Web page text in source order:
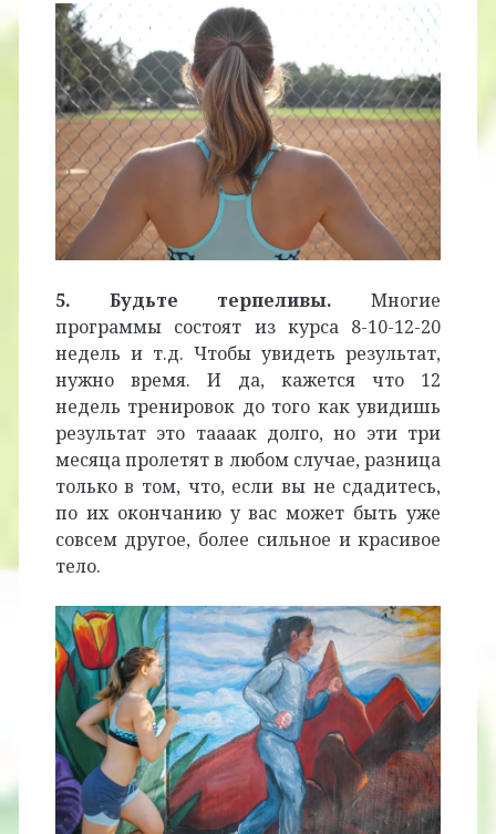
5. Будьте терпеливы. Многие
программы состоят из курса 8-10-12-20
недель и т.д. Чтобы увидеть результат,
нужно время. И да, кажется что 12
недель тренировок до того как увидишь
результат это таааак долго, но эти три
месяца пролетят в любом случае, разница
только в том, что, если вы не сдадитесь,
по их окончанию у вас может быть уже
совсем другое, более сильное и красивое
тело.